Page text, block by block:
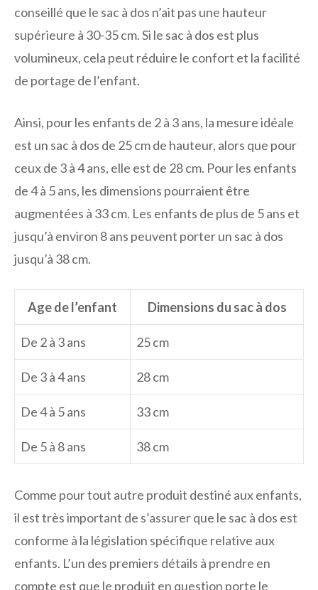
conseillé que le sac à dos n’ait pas une hauteur
supérieure à 30-35 cm. Si le sac à dos est plus
volumineux, cela peut réduire le confort et la facilité
de portage de l’enfant.
Ainsi, pour les enfants de 2 à 3 ans, la mesure idéale
est un sac à dos de 25 cm de hauteur, alors que pour
ceux de 3 à 4 ans, elle est de 28 cm. Pour les enfants
de 4 à 5 ans, les dimensions pourraient être
augmentées à 33 cm. Les enfants de plus de 5 ans et
jusqu’à environ 8 ans peuvent porter un sac à dos
jusqu’à 38 cm.
Age de l’enfant Dimensions du sac à dos
De 2 à 3 ans 25 cm
De 3 à 4 ans 28 cm
De 4 à 5 ans 33 cm
De 5 à 8 ans 38 cm
Comme pour tout autre produit destiné aux enfants,
il est très important de s’assurer que le sac à dos est
conforme à la législation spécifique relative aux
enfants. L’un des premiers détails à prendre en
compte est que le produit en question porte le